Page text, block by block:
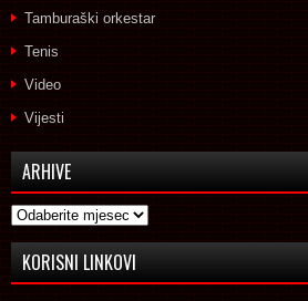
Tamburaški orkestar
Tenis
Video
Vijesti
ARHIVE
Arhive
KORISNI LINKOVI